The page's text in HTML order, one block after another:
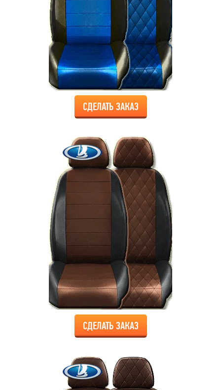
СДЕЛАТЬ ЗАКАЗ
СДЕЛАТЬ ЗАКАЗ